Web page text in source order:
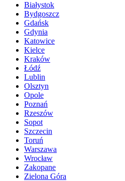
Białystok
Bydgoszcz
Gdańsk
Gdynia
Katowice
Kielce
Kraków
Łódź
Lublin
Olsztyn
Opole
Poznań
Rzeszów
Sopot
Szczecin
Toruń
Warszawa
Wrocław
Zakopane
Zielona Góra